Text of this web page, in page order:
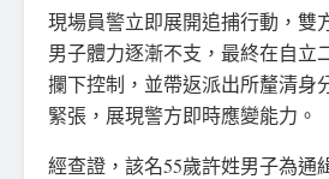
現場員警立即展開追捕行動，雙
男子體力逐漸不支，最終在自立
攔下控制，並帶返派出所釐清身
緊張，展現警方即時應變能力。
經查證，該名55歲許姓男子為通